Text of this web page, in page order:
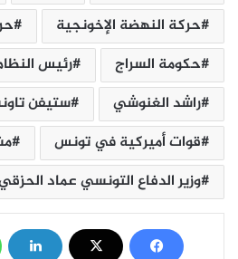
حركة النهضة الإخونجية
حكومة السراج
رئيس
راشد الغنوشي
ستيفن
قوات أميركية في تونس
وزير الدفاع التونسي عماد